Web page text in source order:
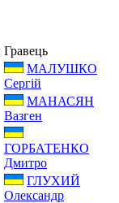
Гравець
МАЛУШКО
Сергій
МАНАСЯН
Вазген
ГОРБАТЕНКО
Дмитро
ГЛУХИЙ
Олександр